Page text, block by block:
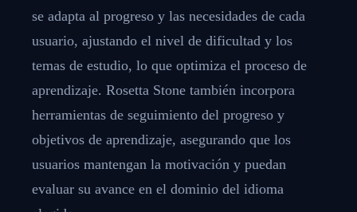
se adapta al progreso y las necesidades de cada
usuario, ajustando el nivel de dificultad y los
temas de estudio, lo que optimiza el proceso de
aprendizaje. Rosetta Stone también incorpora
herramientas de seguimiento del progreso y
objetivos de aprendizaje, asegurando que los
usuarios mantengan la motivación y puedan
evaluar su avance en el dominio del idioma